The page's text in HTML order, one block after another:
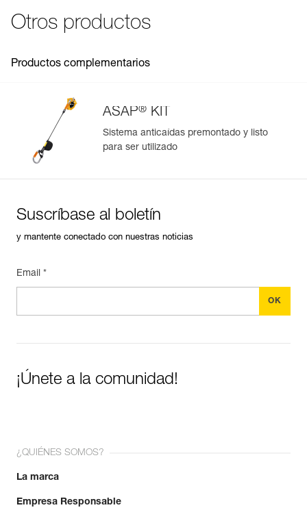
Garantía : CN Años
Pack : 3
Gestión y control simplificados de tus EPI
Importe y exporte de forma sencilla los datos de sus EPI.
Consulte el historial de un producto desde su fecha de
Más información
Otros productos
Productos complementarios
ASAP® KIT
Sistema anticaídas premontado y listo
para ser utilizado
Suscríbase al boletín
y mantente conectado con nuestras noticias
Email *
¡Únete a la comunidad!
¿QUIÉNES SOMOS?
La marca
Empresa Responsable